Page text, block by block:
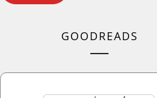
GOODREADS